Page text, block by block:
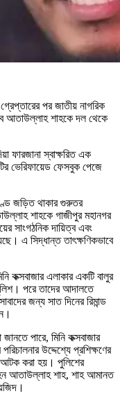
পর জাতীয় নাগরিক
আতাউল্লাহ শাহকে দল থেকে
ফারজানা স্বাক্ষরিত এক
ভেরিফায়েড ফেসবুক পেজে
জড়িত থাকার গুরুতর
শাহকে গাজীপুর মহানগর
সাংগঠনিক দায়িত্ব এবং
এ সিদ্ধান্ত তাৎক্ষণিকভাবে
কক্সবাজার এলাকার একটি বালুর
পরে তাদের আদালতে
জন্য সাত দিনের রিমান্ড
পারে, মিনি কক্সবাজার
উদ্দেশ্যে প্রশিক্ষণের
করা হয়। পুলিশের
আতাউল্লাহ শাহ, শাহ আমানত